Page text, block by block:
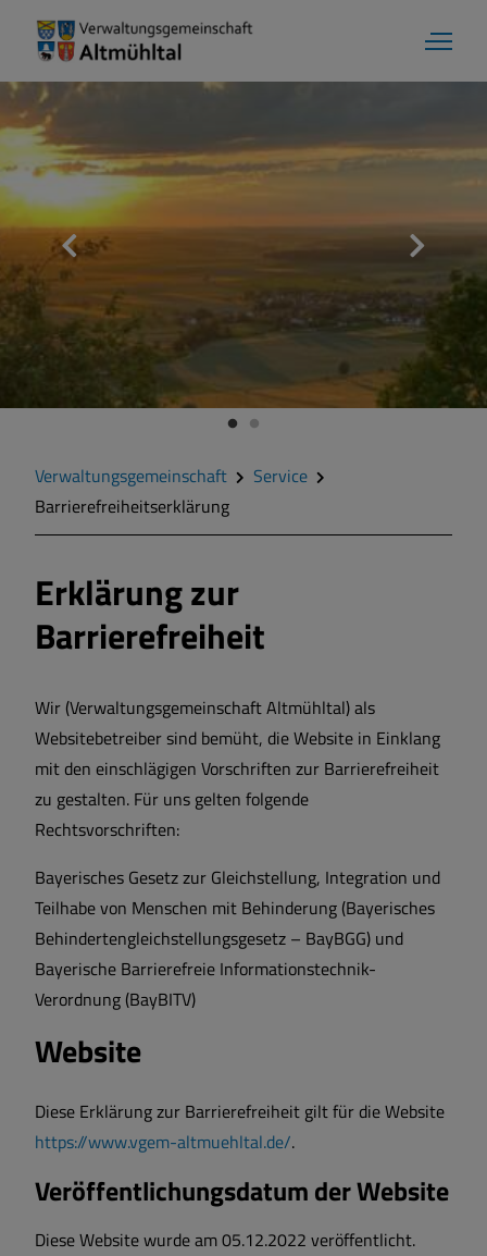
Verwaltungsgemeinschaft
Service
Barrierefreiheitserklärung
Erklärung zur
Barrierefreiheit
Wir (Verwaltungsgemeinschaft Altmühltal) als
Websitebetreiber sind bemüht, die Website in Einklang
mit den einschlägigen Vorschriften zur Barrierefreiheit
zu gestalten. Für uns gelten folgende
Rechtsvorschriften:
Bayerisches Gesetz zur Gleichstellung, Integration und
Teilhabe von Menschen mit Behinderung (Bayerisches
Behindertengleichstellungsgesetz – BayBGG) und
Bayerische Barrierefreie Informationstechnik-
Verordnung (BayBITV)
Website
Diese Erklärung zur Barrierefreiheit gilt für die Website
https://www.vgem-altmuehltal.de/.
Veröffentlichungsdatum der Website
Diese Website wurde am 05.12.2022 veröffentlicht.